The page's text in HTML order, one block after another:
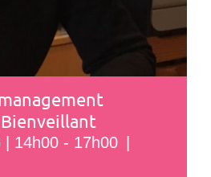
| 14h00 - 17h00